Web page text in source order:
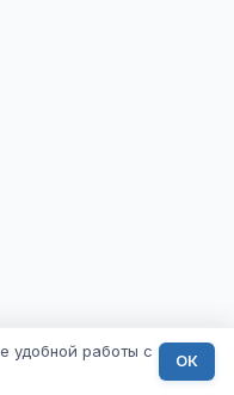
удобной работы с
ОК